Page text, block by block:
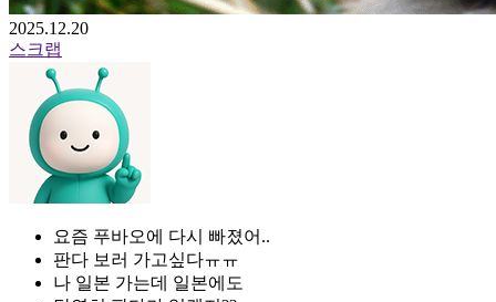
2025.12.20
스크랩
요즘 푸바오에 다시 빠졌어..
판다 보러 가고싶다ㅠㅠ
나 일본 가는데 일본에도